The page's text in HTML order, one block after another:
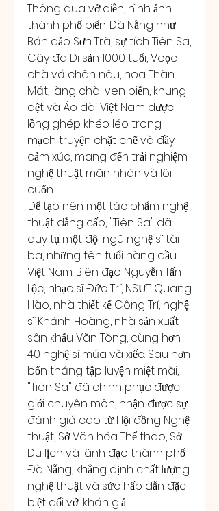
Thông qua vở diễn, hình ảnh
thành phố biển Đà Nẵng như
Bán đảo Sơn Trà, sự tích Tiên Sa,
Cây đa Di sản 1000 tuổi, Voọc
chà vá chân nâu, hoa Thàn
Mát, làng chài ven biển, khung
dệt và Áo dài Việt Nam được
lồng ghép khéo léo trong
mạch truyện chặt chẽ và đầy
cảm xúc, mang đến trải nghiệm
nghệ thuật mãn nhãn và lôi
cuốn.
Để tạo nên một tác phẩm nghệ
thuật đẳng cấp, "Tiên Sa" đã
quy tụ một đội ngũ nghệ sĩ tài
ba, những tên tuổi hàng đầu
Việt Nam: Biên đạo Nguyễn Tấn
Lộc, nhạc sĩ Đức Trí, NSƯT Quang
Hào, nhà thiết kế Công Trí, nghệ
sĩ Khánh Hoàng, nhà sản xuất
sân khấu Văn Tòng, cùng hơn
40 nghệ sĩ múa và xiếc. Sau hơn
bốn tháng tập luyện miệt mài,
"Tiên Sa" đã chinh phục được
giới chuyên môn, nhận được sự
đánh giá cao từ Hội đồng Nghệ
thuật, Sở Văn hóa Thể thao, Sở
Du lịch và lãnh đạo thành phố
Đà Nẵng, khẳng định chất lượng
nghệ thuật và sức hấp dẫn đặc
biệt đối với khán giả.